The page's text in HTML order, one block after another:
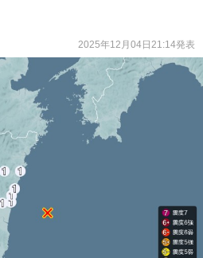
2025年12月04日21:14発表